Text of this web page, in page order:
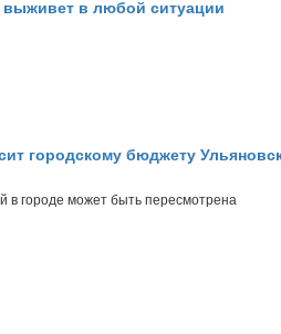
выживет в любой ситуации
городскому бюджету
в городе может быть пересмотрена